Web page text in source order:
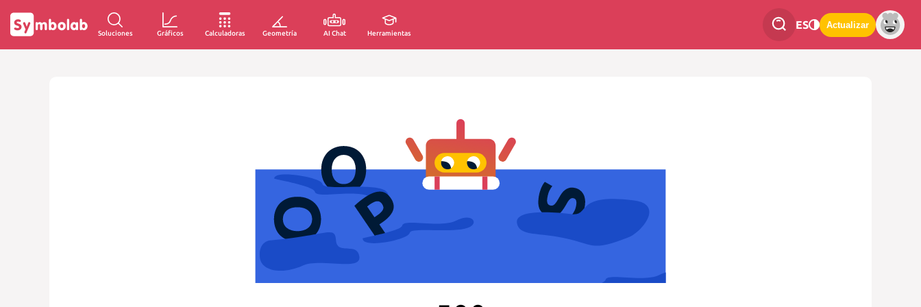
Soluciones Gráficos Calculadoras Geometría AI Chat Herramientas
ES Actualizar